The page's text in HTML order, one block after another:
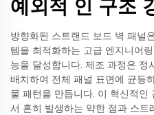
예외적 인 구조
방향화된 스트랜드 보드 벽 패널
템을 최적화하는 고급 엔지니어
능을 달성합니다. 제조 과정은
배치하여 전체 패널 표면에 균등
물 패턴을 만듭니다. 이 혁신적인
서 흔히 발생하는 약한 점과 스트